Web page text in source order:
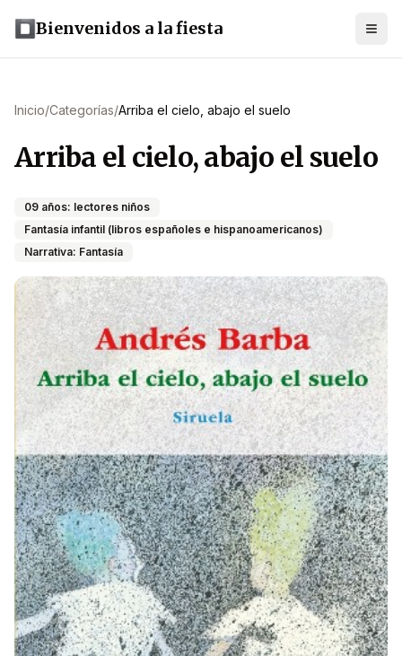
Bienvenidos a la fiesta
Inicio/Categorías/Arriba el cielo, abajo el suelo
Arriba el cielo, abajo el suelo
09 años: lectores niños
Fantasía infantil (libros españoles e hispanoamericanos)
Narrativa: Fantasía